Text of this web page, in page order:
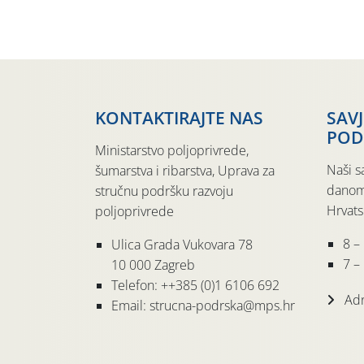
KONTAKTIRAJTE NAS
Ministarstvo poljoprivrede,
šumarstva i ribarstva, Uprava za
stručnu podršku razvoju
poljoprivrede
Ulica Grada Vukovara 78
10 000 Zagreb
Telefon: ++385 (0)1 6106 692
Email: strucna-podrska@mps.hr
Naši
8
7 –